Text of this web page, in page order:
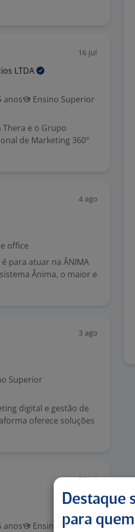
16 jul
LTDA
anos
Ensino Superior
Thera e o Grupo
de Marketing 360°
4 ago
office
é para atuar na ÂNIMA
Ânima, o maior e
3 ago
Superior
digital e gestão de
oferece soluções
28 jul
anos
Ensino Superior
Destaque
para